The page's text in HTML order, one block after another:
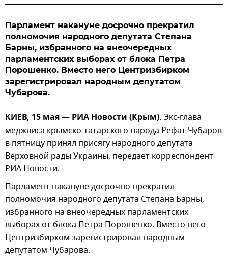
Парламент накануне досрочно прекратил
полномочия народного депутата Степана
Барны, избранного на внеочередных
парламентских выборах от блока Петра
Порошенко. Вместо него Центризбирком
зарегистрировал народным депутатом
Чубарова.
КИЕВ, 15 мая — РИА Новости (Крым). Экс-глава
меджлиса крымско-татарского народа Рефат Чубаров
в пятницу принял присягу народного депутата
Верховной рады Украины, передает корреспондент
РИА Новости.
Парламент накануне досрочно прекратил
полномочия народного депутата Степана Барны,
избранного на внеочередных парламентских
выборах от блока Петра Порошенко. Вместо него
Центризбирком зарегистрировал народным
депутатом Чубарова.